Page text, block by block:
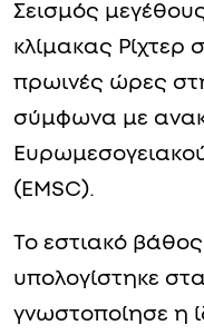
Σεισμός
κλίμακας Ρίχτερ
πρωινές ώρες
σύμφωνα με
(EMSC).
Το εστιακό
υπολογίστηκε
γνωστοποίησε η